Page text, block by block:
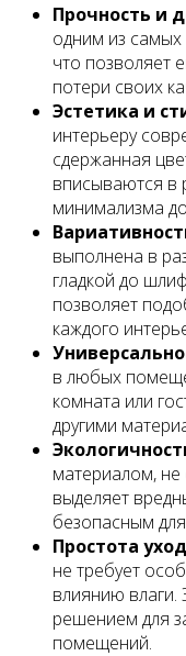
Прочность и
одним из
что позволяет
потери своих
Эстетика и
интерьеру
сдержанная
вписываются в
минимализма
выполнена в
гладкой до
позволяет
каждого
в любых
комната или
другими
материалом,
выделяет
безопасным
Простота
не требует
влиянию влаги.
решением для
помещений.